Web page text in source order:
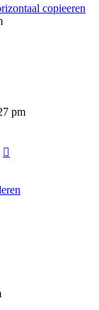
copieeren
pm